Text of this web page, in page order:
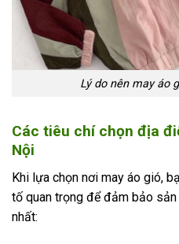
Lý do nên may áo
Các tiêu chí chọn địa
Nội
Khi lựa chọn nơi may áo gió,
tố quan trọng để đảm bảo
nhất: